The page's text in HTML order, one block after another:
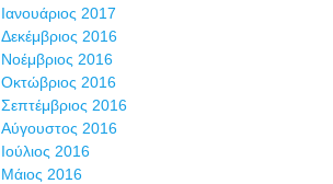
Ιανουάριος 2017
Δεκέμβριος 2016
Νοέμβριος 2016
Οκτώβριος 2016
Σεπτέμβριος 2016
Αύγουστος 2016
Ιούλιος 2016
Μάιος 2016